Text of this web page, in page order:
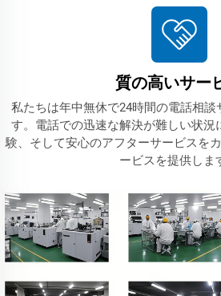
質の高いサー
私たちは年中無休で24時間の電話相談
す。電話での迅速な解決が難しい状況
験、そして安心のアフターサービスを
ービスを提供しま